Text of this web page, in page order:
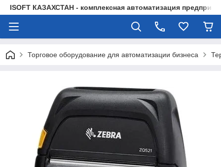
ISOFT КАЗАХСТАН - комплексная автоматизация
Торговое оборудование для автоматизации бизнеса